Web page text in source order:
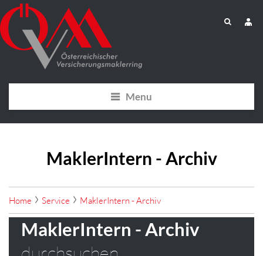
Menu
MaklerIntern - Archiv
Home Service MaklerIntern - Archiv
MaklerIntern - Archiv